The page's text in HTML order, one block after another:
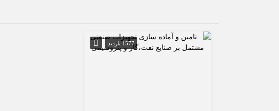
1577 بازدید